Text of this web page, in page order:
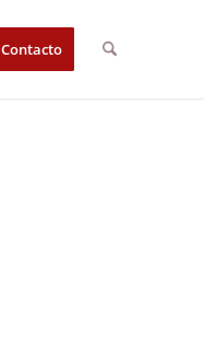
Contacto